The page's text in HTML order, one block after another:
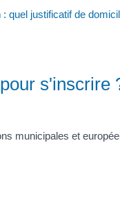
quel justificatif de
s'inscrire
municipales et